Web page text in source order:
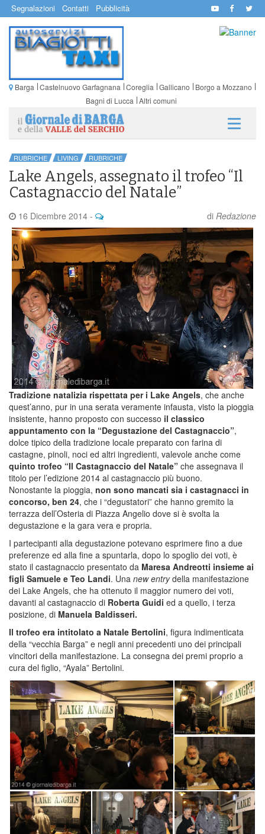
Segnalazioni Contatti Pubblicità
Barga Castelnuovo Garfagnana Coreglia Gallicano
Borgo a Mozzano
Bagni di Lucca Altri comuni
RUBRICHE LIVING RUBRICHE
Lake Angels, assegnato il trofeo “Il
Castagnaccio del Natale”
16 Dicembre 2014 - di Redazione
Tradizione natalizia rispettata per i Lake Angels, che anche
quest’anno, pur in una serata veramente infausta, visto la pioggia
insistente, hanno proposto con successo il classico
appuntamento con la “Degustazione del Castagnaccio”,
dolce tipico della tradizione locale preparato con farina di
castagne, pinoli, noci ed altri ingredienti, valevole anche come
quinto trofeo “Il Castagnaccio del Natale” che assegnava il
titolo per l’edizione 2014 al castagnaccio più buono.
Nonostante la pioggia, non sono mancati sia i castagnacci in
concorso, ben 24, che i “degustatori” che hanno gremito la
terrazza dell’Osteria di Piazza Angelio dove si è svolta la
degustazione e la gara vera e propria.
I partecipanti alla degustazione potevano esprimere fino a due
preferenze ed alla fine a spuntarla, dopo lo spoglio dei voti, è
stato il castagnaccio presentato da Maresa Andreotti insieme ai
figli Samuele e Teo Landi. Una new entrydella manifestazione
dei Lake Angels, che ha ottenuto il maggior numero dei voti,
davanti al castagnaccio di Roberta Guidi ed a quello, i terza
posizione, di Manuela Baldisseri.
Il trofeo era intitolato a Natale Bertolini, figura indimenticata
della “vecchia Barga” e negli anni precedenti uno dei principali
vincitori della manifestazione. La consegna dei premi proprio a
cura del figlio, “Ayala” Bertolini.